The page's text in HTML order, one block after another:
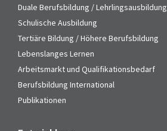
Duale Berufsbildung / Lehrlingsausbildung
Schulische Ausbildung
Tertiäre Bildung / Höhere Berufsbildung
Lebenslanges Lernen
Arbeitsmarkt und Qualifikationsbedarf
Berufsbildung International
Publikationen